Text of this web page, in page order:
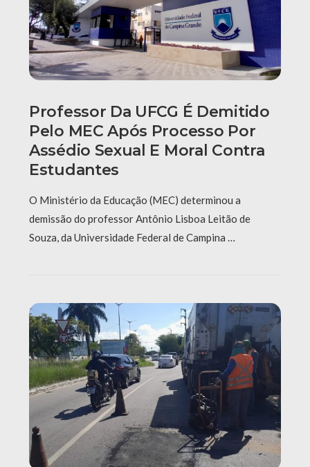
Professor Da UFCG É Demitido
Pelo MEC Após Processo Por
Assédio Sexual E Moral Contra
Estudantes
O Ministério da Educação (MEC) determinou a
demissão do professor Antônio Lisboa Leitão de
Souza, da Universidade Federal de Campina …